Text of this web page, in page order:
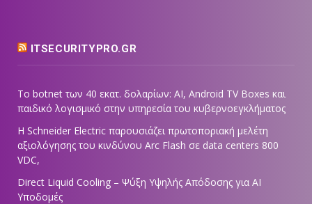
ITSECURITYPRO.GR
Το botnet των 40 εκατ. δολαρίων: AI, Android TV Boxes και
παιδικό λογισμικό στην υπηρεσία του κυβερνοεγκλήματος
Η Schneider Electric παρουσιάζει πρωτοποριακή μελέτη
αξιολόγησης του κινδύνου Arc Flash σε data centers 800
VDC,
Direct Liquid Cooling – Ψύξη Υψηλής Απόδοσης για AI
Υποδομές